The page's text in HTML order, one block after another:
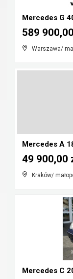
Warszawa/
589
Kraków/
49 900,00
Mercedes C